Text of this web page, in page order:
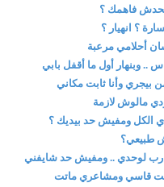
فاهمك ؟
؟ انهيار ؟
أحلامي مرعبة
.. وبنهار أول ما أقفل بابي
وأنا ثابت مكاني
مالوش لازمة
الكل ومفيش حد بيديك ؟
طبيعي؟
لوحدي .. ومفيش حد شايفني
قاسي ومشاعري ماتت